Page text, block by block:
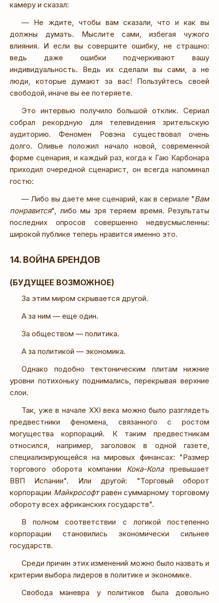
камеру и сказал:
— Не ждите, чтобы вам сказали, что и как вы
должны думать. Мыслите сами, избегая чужого
влияния. И если вы совершите ошибку, не страшно:
ведь даже ошибки подчеркивают вашу
индивидуальность. Ведь их сделали вы сами, а не
люди, которые думают за вас! Пользуйтесь своей
свободой, иначе вы ее потеряете.
Это интервью получило большой отклик. Сериал
собрал рекордную для телевидения зрительскую
аудиторию. Феномен Ровэна существовал очень
долго. Оливье положил начало новой, современной
форме сценария, и каждый раз, когда к Гаю Карбонара
приходил очередной сценарист, он вcегда напоминал
гостю:
— Либо вы даете мне сценарий, как в сериале "Вам
понравится", либо мы зря теряем время. Результаты
последних опросов совершенно недвусмысленны:
широкой публике теперь нравится именно это.
14. ВОЙНА БРЕНДОВ
(БУДУЩЕЕ ВОЗМОЖНОЕ)
За этим миром скрывается другой.
А за ним — еще один.
За обществом — политика.
А за политикой — экономика.
Однако подобно тектоническим плитам нижние
уровни потихоньку поднимались, перекрывая верхние
слои.
Так, уже в начале XXI века можно было разглядеть
предвестники феномена, связанного с ростом
могущества корпораций. К таким предвестникам
относился, например, заголовок в одной газете,
специализирующейся на мировых финансах: "Размер
торгового оборота компании Кока-Колапревышает
ВВП Испании". Или другой: "Торговый оборот
корпорации Майкрософтравен суммарному торговому
обороту всех африканских государств".
В полном соответствии с логикой постепенно
корпорации становились экономически сильнее
государств.
Среди причин этих изменений можно было назвать и
критерии выбора лидеров в политике и экономике.
Свобода маневра у политиков была довольно